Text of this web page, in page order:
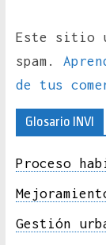
Este sitio
spam.
de tus
Glosario INVI
Proceso
Gestión